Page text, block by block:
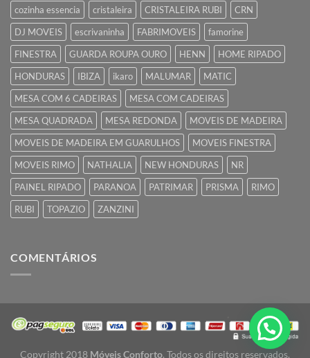
cozinha essencia
cristaleira CRISTALEIRA RUBI
CRN
DJ MOVEIS
escrivaninha FABRIMOVEIS
famorine
FINESTRA
GUARDA ROUPA OURO HENN
HOME RIPADO
HONDURAS
IBIZA ikaro MALUMAR
MATIC
MESA COM 6 CADEIRAS
MESA COM CADEIRAS
MESA QUADRADA
MESA REDONDA
MOVEIS DE MADEIRA
MOVEIS DE MADEIRA EM GUARULHOS
MOVEIS FINESTRA
MOVEIS RIMO
NATHALIA NEW HONDURAS
NR
PAINEL RIPADO
PARANOA PATRIMAR PRISMA
RIMO
RUBI
TOPAZIO ZANZINI
COMENTÁRIOS
Copyright 2018 Móveis Conforto. Todos os direitos reservados.